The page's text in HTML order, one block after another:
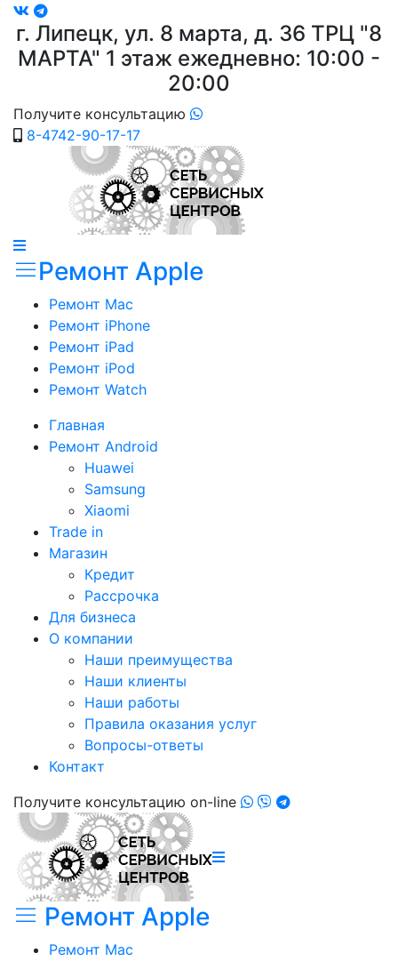
г. Липецк, ул. 8 марта, д. 36 ТРЦ "8
МАРТА" 1 этаж ежедневно: 10:00 -
20:00
Получите консультацию
8-4742-90-17-17
Ремонт Apple
Ремонт Mac
Ремонт iPhone
Ремонт iPad
Ремонт iPod
Ремонт Watch
Главная
Ремонт Android
Huawei
Samsung
Xiaomi
Trade in
Магазин
Кредит
Рассрочка
Для бизнеса
О компании
Наши преимущества
Наши клиенты
Наши работы
Правила оказания услуг
Вопросы-ответы
Контакт
Получите консультацию on-line
Ремонт Apple
Ремонт Mac